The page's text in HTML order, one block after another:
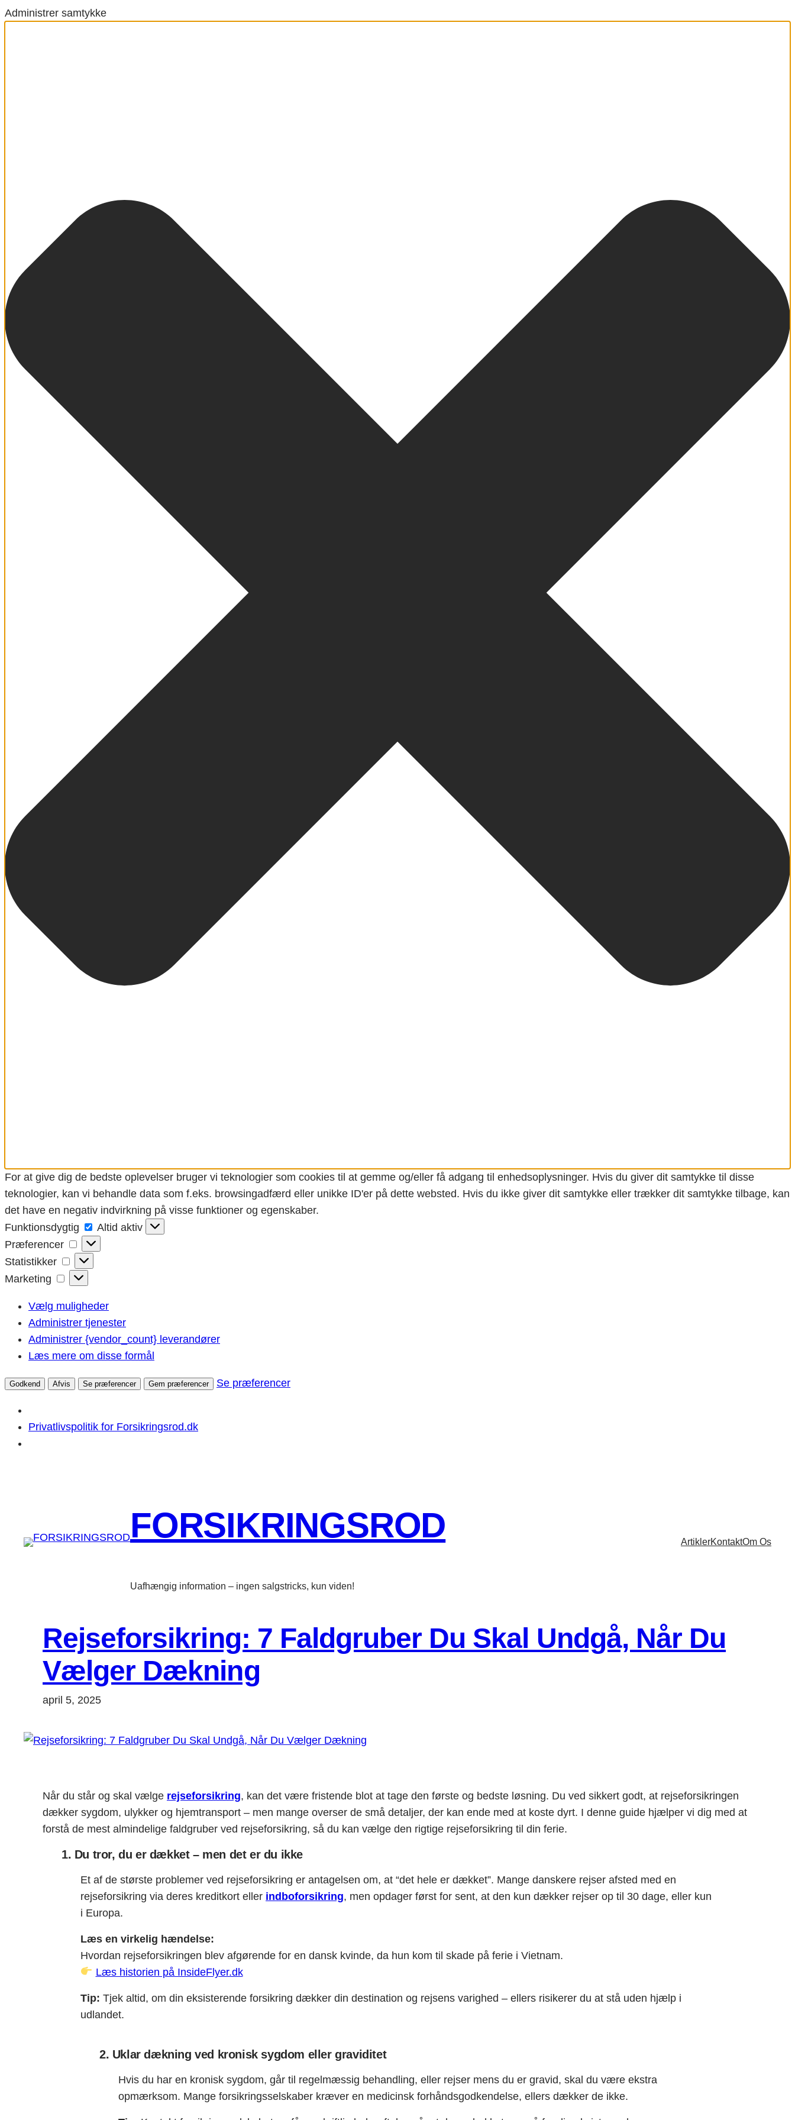
Administrer samtykke
For at give dig de bedste oplevelser bruger vi teknologier som cookies til at gemme og/eller få adgang til enhedsoplysninger. Hvis du giver dit samtykke til disse
teknologier, kan vi behandle data som f.eks. browsingadfærd eller unikke ID'er på dette websted. Hvis du ikke giver dit samtykke eller trækker dit samtykke tilbage, kan
det have en negativ indvirkning på visse funktioner og egenskaber.
Funktionsdygtig
Funktionsdygtig
Altid aktiv
Præferencer
Præferencer
Statistikker
Statistikker
Marketing
Marketing
Vælg muligheder
Administrer tjenester
Administrer {vendor_count} leverandører
Læs mere om disse formål
Godkend Afvis Se præferencer Gem præferencer Se præferencer
Privatlivspolitik for Forsikringsrod.dk
FORSIKRINGSROD
Uafhængig information – ingen salgstricks, kun viden!
ArtiklerKontaktOm Os
Rejseforsikring: 7 Faldgruber Du Skal Undgå, Når Du
Vælger Dækning
april 5, 2025
Når du står og skal vælge rejseforsikring, kan det være fristende blot at tage den første og bedste løsning. Du ved sikkert godt, at rejseforsikringen
dækker sygdom, ulykker og hjemtransport – men mange overser de små detaljer, der kan ende med at koste dyrt. I denne guide hjælper vi dig med at
forstå de mest almindelige faldgruber ved rejseforsikring, så du kan vælge den rigtige rejseforsikring til din ferie.
1. Du tror, du er dækket – men det er du ikke
Et af de største problemer ved rejseforsikring er antagelsen om, at “det hele er dækket”. Mange danskere rejser afsted med en
rejseforsikring via deres kreditkort eller indboforsikring, men opdager først for sent, at den kun dækker rejser op til 30 dage, eller kun
i Europa.
Læs en virkelig hændelse:
Hvordan rejseforsikringen blev afgørende for en dansk kvinde, da hun kom til skade på ferie i Vietnam.
Læs historien på InsideFlyer.dk
Tip: Tjek altid, om din eksisterende forsikring dækker din destination og rejsens varighed – ellers risikerer du at stå uden hjælp i
udlandet.
2. Uklar dækning ved kronisk sygdom eller graviditet
Hvis du har en kronisk sygdom, går til regelmæssig behandling, eller rejser mens du er gravid, skal du være ekstra
opmærksom. Mange forsikringsselskaber kræver en medicinsk forhåndsgodkendelse, ellers dækker de ikke.